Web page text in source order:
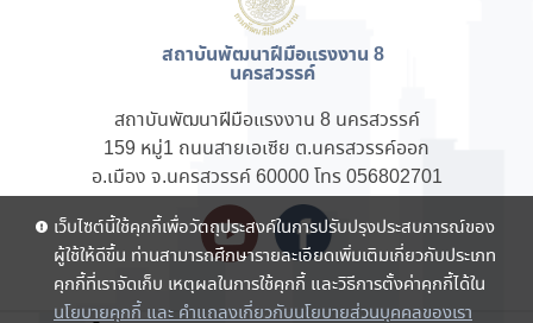
สถาบันพัฒนาฝีมือแรงงาน 8
นครสวรรค์
สถาบันพัฒนาฝีมือแรงงาน 8 นครสวรรค์
159 หมู่1 ถนนสายเอเซีย ต.นครสวรรค์ออก
อ.เมือง จ.นครสวรรค์ 60000 โทร 056802701
เว็บไซต์นี้ใช้คุกกี้เพื่อวัตถุประสงค์ในการปรับปรุงประสบการณ์ของ
ผู้ใช้ให้ดีขึ้น ท่านสามารถศึกษารายละเอียดเพิ่มเติมเกี่ยวกับประเภท
คุกกี้ที่เราจัดเก็บ เหตุผลในการใช้คุกกี้ และวิธีการตั้งค่าคุกกี้ได้ใน
นโยบายคุกกี้ และ คำแถลงเกี่ยวกับนโยบายส่วนบุคคลของเรา